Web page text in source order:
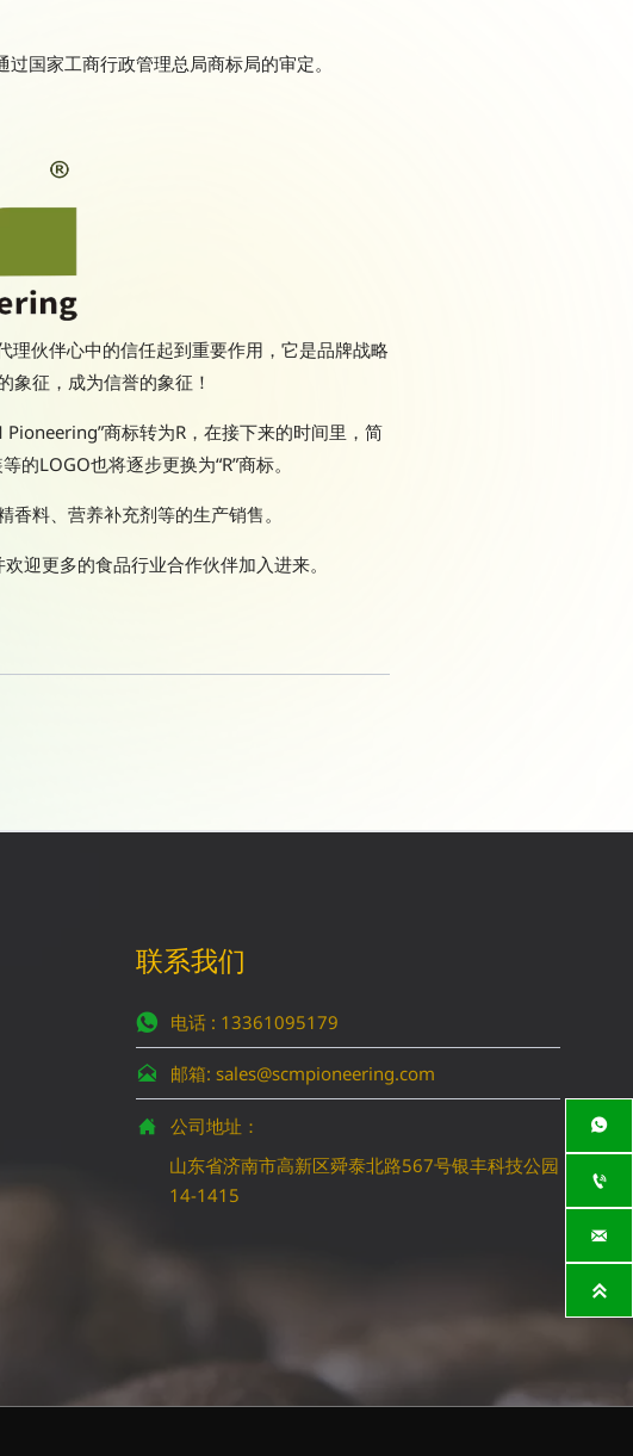
过国家工商行政管理总局商标局的审定。
理伙伴心中的信任起到重要作用，它是品牌战略
象征，成为信誉的象征！
Pioneering”商标转为R，在接下来的时间里，简
的LOGO也将逐步更换为“R”商标。
料、营养补充剂等的生产销售。
迎更多的食品行业合作伙伴加入进来。
联系我们
 电话 : 13361095179
 邮箱: sales@scmpioneering.com

公司地址：
山东省济南市高新区舜泰北路567号银丰科技公园
14-1415



